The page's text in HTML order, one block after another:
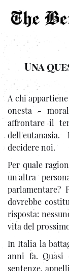
Una
A chi
onesta -
affrontare il
decidere noi.
Per quale
un'altra
parlamentare?
dovrebbe
risposta:
vita del
In Italia la
anni fa. Quasi
sentenze,